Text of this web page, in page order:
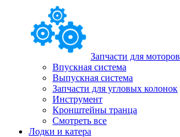
Запчасти для моторов
Впускная система
Выпускная система
Запчасти для угловых колонок
Инструмент
Кронштейны транца
Смотреть все
Лодки и катера